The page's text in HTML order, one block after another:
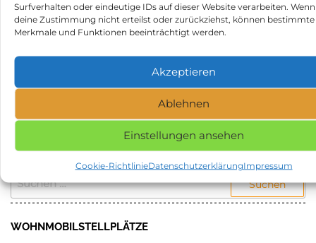
Surfverhalten oder eindeutige IDs auf dieser Website verarbeiten.
deine Zustimmung nicht erteilst oder zurückziehst, können bestimmte
Merkmale und Funktionen beeinträchtigt werden.
Akzeptieren
Ablehnen
Einstellungen ansehen
Cookie-RichtlinieDatenschutzerklärungImpressum
Kategorie Stellplätze
Schlagwörter Stellplatz in 36404 Unterbreizbach
NAME, STADT ODER POSTLEITZAHL DES
GEWÜNSCHTEN STELLPLATZES EINGEBEN UND
SUCHEN.
STELLPLATZSUCHE
NACH:
WOHNMOBILSTELLPLÄTZE